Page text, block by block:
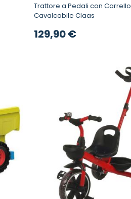
Trattore a Pedali con Carrello - Trattore
Cavalcabile Claas
129,90 €